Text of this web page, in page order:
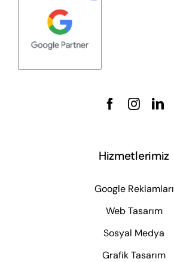
Hizmetlerimiz
Google Reklamları
Web Tasarım
Sosyal Medya
Grafik Tasarım